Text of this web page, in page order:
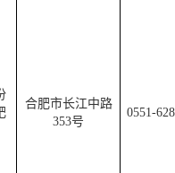
合肥市长江中路
353号
0551-